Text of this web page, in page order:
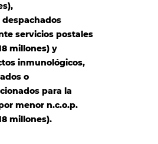
despachados
servicios postales
millones) y
inmunológicos,
o
para la
menor n.c.o.p.
millones).